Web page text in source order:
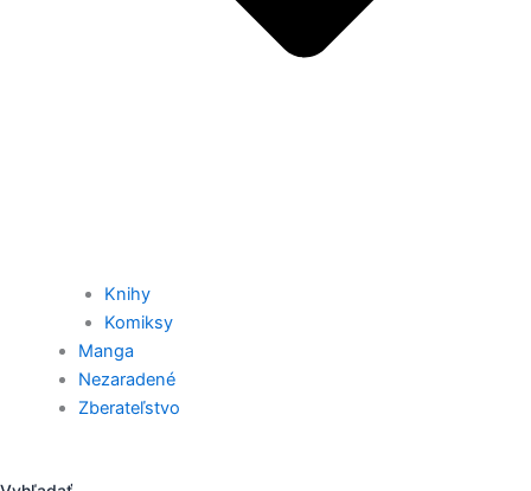
Knihy
Komiksy
Manga
Nezaradené
Zberateľstvo